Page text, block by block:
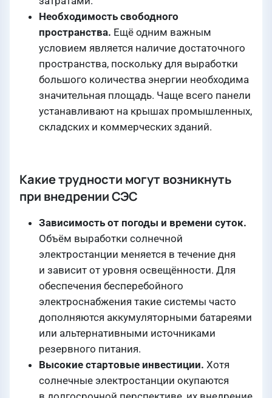
Необходимость свободного
пространства. Ещё одним важным
условием является наличие достаточного
пространства, поскольку для выработки
большого количества энергии необходима
значительная площадь. Чаще всего панели
устанавливают на крышах промышленных,
складских и коммерческих зданий.
Какие трудности могут возникнуть
при внедрении СЭС
Зависимость от погоды и времени суток.
Объём выработки солнечной
электростанции меняется в течение дня
и зависит от уровня освещённости. Для
обеспечения бесперебойного
электроснабжения такие системы часто
дополняются аккумуляторными батареями
или альтернативными источниками
резервного питания.
Высокие стартовые инвестиции. Хотя
солнечные электростанции окупаются